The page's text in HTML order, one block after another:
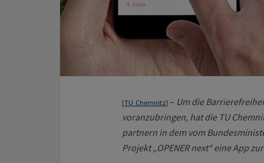
[TU Chemnitz] – Um die
voranzubringen, hat die TU
partnern in dem vom
Projekt „OPENER next“ eine App